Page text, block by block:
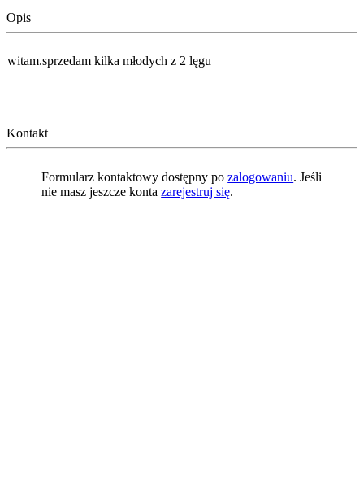
Opis
witam.sprzedam kilka młodych z 2 lęgu
Kontakt
Formularz kontaktowy dostępny pozalogowaniu. Jeśli
nie masz jeszcze kontazarejestruj się.